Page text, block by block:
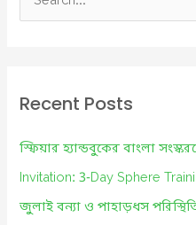
e
c
f
o
r
Recent Posts
স্ফিয়ার হ্যান্ডবুকের বাংলা
Invitation: 3-Day Sphere
জুলাই বন্যা ও পাহাড়ধস